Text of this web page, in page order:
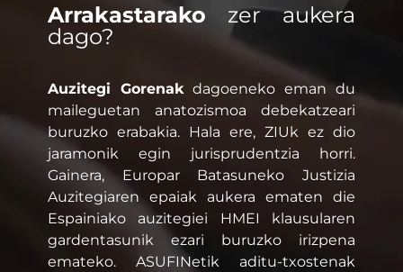
Arrakastarako zer aukera
dago?
Auzitegi Gorenakdagoeneko eman du
maileguetan anatozismoa debekatzeari
buruzko erabakia. Hala ere, ZIUk ez dio
jaramonik egin jurisprudentzia horri.
Gainera, Europar Batasuneko Justizia
Auzitegiaren epaiak aukera ematen die
Espainiako auzitegiei HMEI klausularen
gardentasunik ezari buruzko irizpena
emateko. ASUFINetik aditu-txostenak